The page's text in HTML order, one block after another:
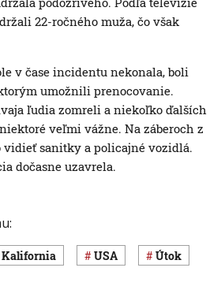
22-ročného muža, čo však
v čase incidentu nekonala, boli
umožnili prenocovanie.
ľudia zomreli a niekoľko ďalších
veľmi vážne. Na záberoch z
sanitky a policajné vozidlá.
dočasne uzavrela.
Kalifornia USA útok